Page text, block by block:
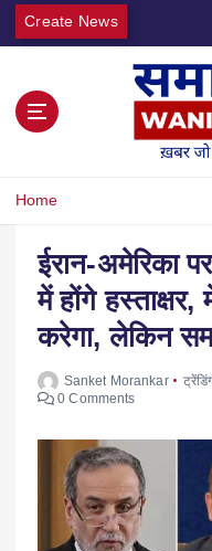
Create News
Home
ईरान-अमेरिका
में होंगे हस्ताक्षर,
करेगा, लेकिन
Sanket Morankar
0 Comments